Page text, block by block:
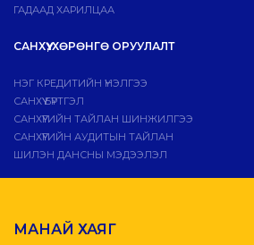
ГАДААД ХАРИЛЦАА
САНХҮҮ, ХӨРӨНГӨ ОРУУЛАЛТ
НЭГ КРЕДИТИЙН ҮНЭЛГЭЭ
САНХҮҮ БҮРТГЭЛ
САНХҮҮГИЙН ТАЙЛАН ШИНЖИЛГЭЭ
САНХҮҮГИЙН АУДИТЫН ТАЙЛАН
ШИЛЭН ДАНСНЫ МЭДЭЭЛЭЛ
МАНАЙ ХАЯГ